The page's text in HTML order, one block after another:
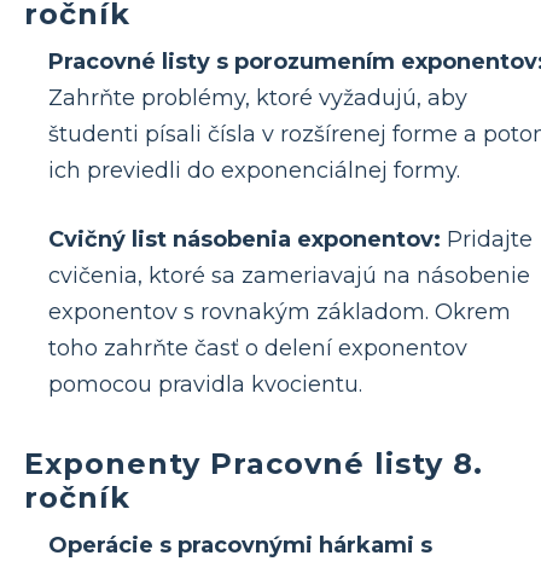
ročník
Pracovné listy s porozumením
Zahrňte problémy, ktoré vyžadujú, aby
študenti písali čísla v rozšírenej forme a
ich previedli do exponenciálnej formy.
Cvičný list násobenia exponentov: Pridajte
cvičenia, ktoré sa zameriavajú na násobenie
exponentov s rovnakým základom. Okrem
toho zahrňte časť o delení exponentov
pomocou pravidla kvocientu.
Exponenty Pracovné listy 8.
ročník
Operácie s pracovnými hárkami s